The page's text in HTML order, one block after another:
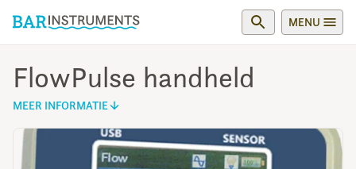
MENU
FlowPulse handheld
MEER INFORMATIE